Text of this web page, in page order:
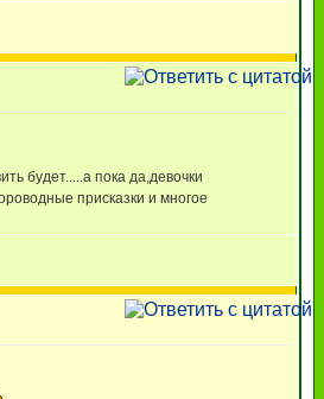
будет.....а пока да,девочки
присказки и многое